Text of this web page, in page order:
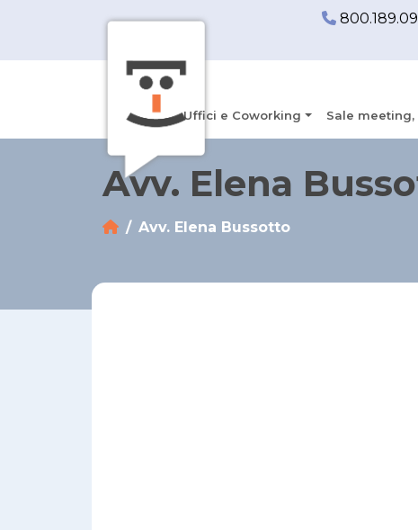
Uffici e Coworking Sale
Avv. Elena
Avv. Elena Bussotto